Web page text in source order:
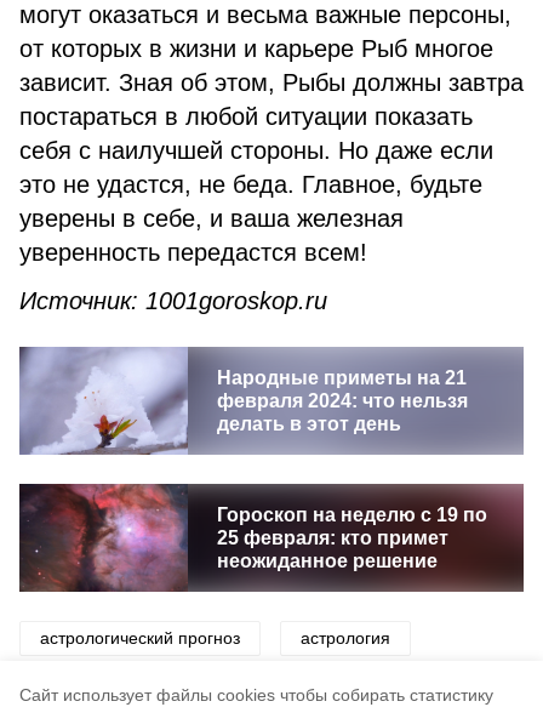
Cайт использует файлы cookies чтобы собирать статистику
могут оказаться и весьма важные персоны,
от которых в жизни и карьере Рыб многое
зависит. Зная об этом, Рыбы должны завтра
постараться в любой ситуации показать
себя с наилучшей стороны. Но даже если
это не удастся, не беда. Главное, будьте
уверены в себе, и ваша железная
уверенность передастся всем!
Источник: 1001goroskop.ru
Народные приметы на 21
февраля 2024: что нельзя
делать в этот день
Гороскоп на неделю с 19 по
25 февраля: кто примет
неожиданное решение
астрологический прогноз астрология
гороскоп знаки зодиака звезды